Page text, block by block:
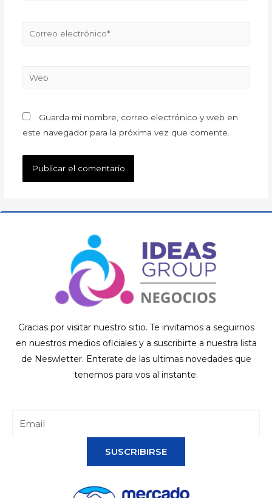
Guarda mi nombre, correo electrónico y web en
este navegador para la próxima vez que comente.
Gracias por visitar nuestro sitio. Te invitamos a seguirnos
en nuestros medios oficiales y a suscribirte a nuestra lista
de Neswletter. Enterate de las ultimas novedades que
tenemos para vos al instante.
SUSCRIBIRSE